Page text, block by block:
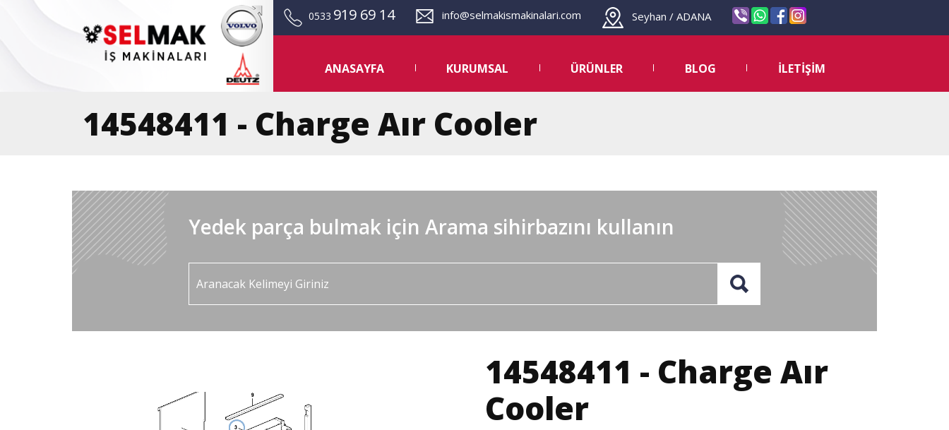
0533 919 69 14 info@selmakismakinalari.com Seyhan / ADANA
ANASAYFA KURUMSAL ÜRÜNLER BLOG İLETİŞİM
14548411 - Charge Aır Cooler
Yedek parça bulmak için Arama sihirbazını kullanın
14548411 - Charge Aır
Cooler